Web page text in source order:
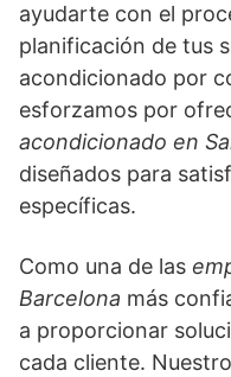
ayudarte con el
planificación de tus
acondicionado por
esforzamos por
acondicionado en
diseñados para
específicas.
Como una de las
Barcelona más
a proporcionar
cada cliente.